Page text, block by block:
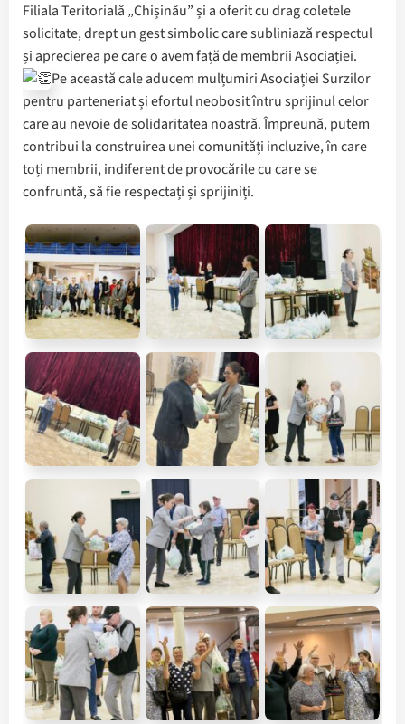
Filiala Teritorială „Chișinău” și a oferit cu drag coletele
solicitate, drept un gest simbolic care subliniază respectul
și aprecierea pe care o avem față de membrii Asociației.
Pe această cale aducem mulțumiri Asociației Surzilor
pentru parteneriat și efortul neobosit întru sprijinul celor
care au nevoie de solidaritatea noastră. Împreună, putem
contribui la construirea unei comunități incluzive, în care
toți membrii, indiferent de provocările cu care se
confruntă, să fie respectați și sprijiniți.